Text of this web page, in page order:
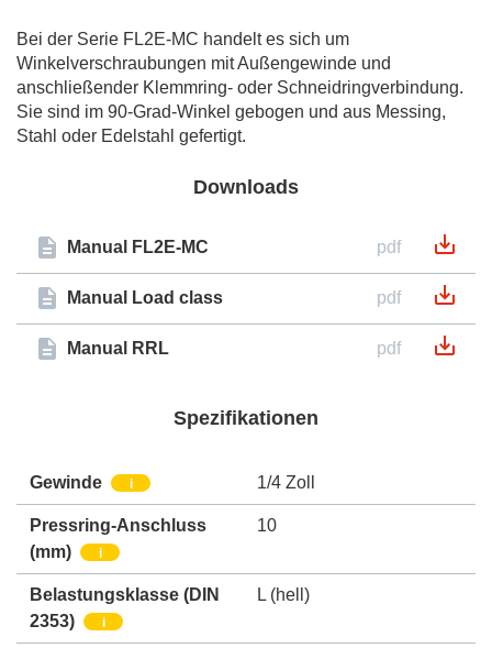
Bei der Serie FL2E-MC handelt es sich um
Winkelverschraubungen mit Außengewinde und
anschließender Klemmring- oder Schneidringverbindung.
Sie sind im 90-Grad-Winkel gebogen und aus Messing,
Stahl oder Edelstahl gefertigt.
Downloads
Manual FL2E-MC pdf
Manual Load class pdf
Manual RRL pdf
Spezifikationen
Gewinde i 1/4 Zoll
Pressring-Anschluss
(mm)
i
10
Belastungsklasse (DIN
2353)
i
L (hell)